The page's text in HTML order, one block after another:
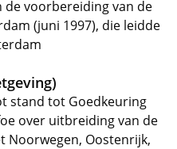
de voorbereiding van de
(juni 1997), die leidde
stand tot Goedkeuring
over uitbreiding van de
Noorwegen, Oostenrijk,